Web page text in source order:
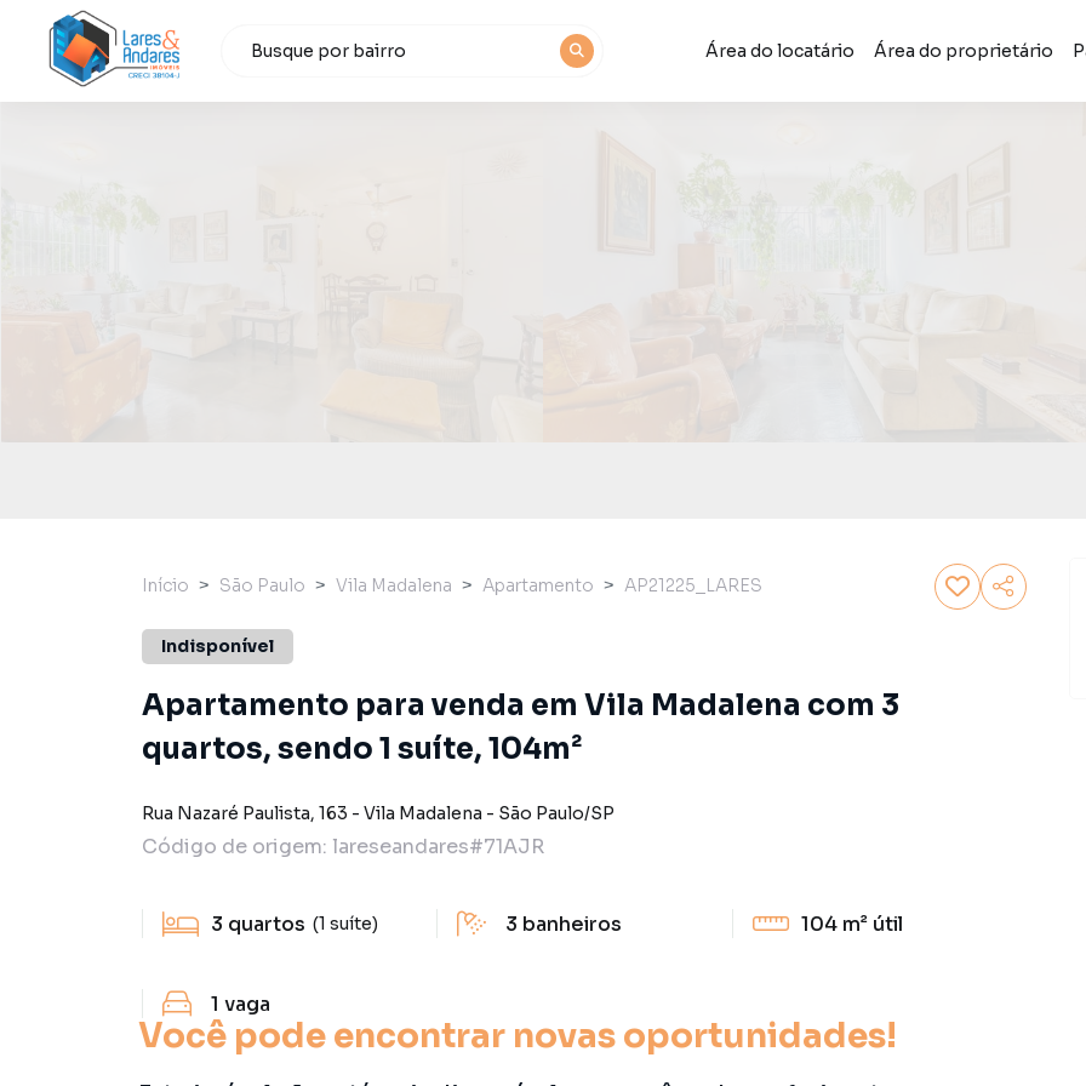
Área do locatário Área do proprietário
Você pode encontrar novas oportunidades!
Início São Paulo Vila Madalena Apartamento AP21225_LARES
Indisponível
Apartamento para venda em Vila Madalena com 3
quartos, sendo 1 suíte, 104m²
Rua Nazaré Paulista, 163 - Vila Madalena - São Paulo/SP
Código de origem: lareseandares#71AJR
3 quartos (1 suíte) 3 banheiros 104 m² útil
1 vaga